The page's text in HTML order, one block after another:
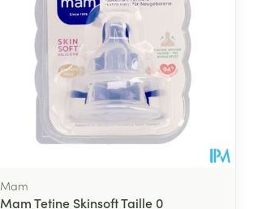
Mam
Mam Tetine Skinsoft Taille 0